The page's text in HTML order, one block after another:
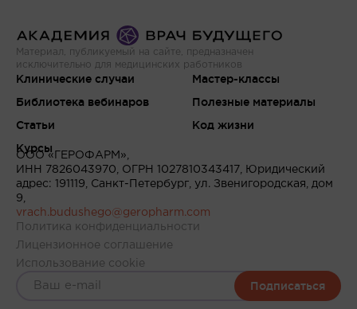
Материал, публикуемый на сайте, предназначен
исключительно для медицинских работников
Клинические случаи
Библиотека вебинаров
Статьи
Курсы
Мастер-классы
Полезные материалы
Код жизни
ООО «ГЕРОФАРМ»,
ИНН 7826043970, ОГРН 1027810343417, Юридический
адрес: 191119, Санкт-Петербург, ул. Звенигородская, дом
9,
vrach.budushego@geropharm.com
Политика конфиденциальности
Лицензионное соглашение
Использование cookie
Подписаться